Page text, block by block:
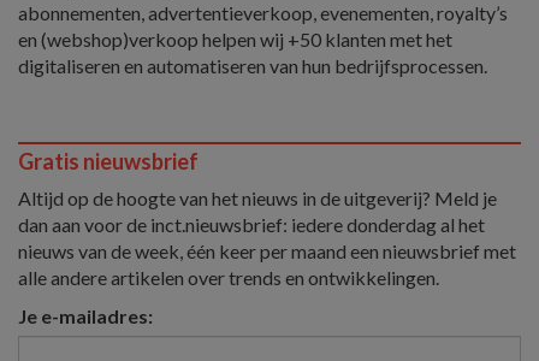
abonnementen, advertentieverkoop, evenementen, royalty’s
en (webshop)verkoop helpen wij +50 klanten met het
digitaliseren en automatiseren van hun bedrijfsprocessen.
Gratis nieuwsbrief
Altijd op de hoogte van het nieuws in de uitgeverij? Meld je
dan aan voor de inct.nieuwsbrief: iedere donderdag al het
nieuws van de week, één keer per maand een nieuwsbrief met
alle andere artikelen over trends en ontwikkelingen.
Je e-mailadres: